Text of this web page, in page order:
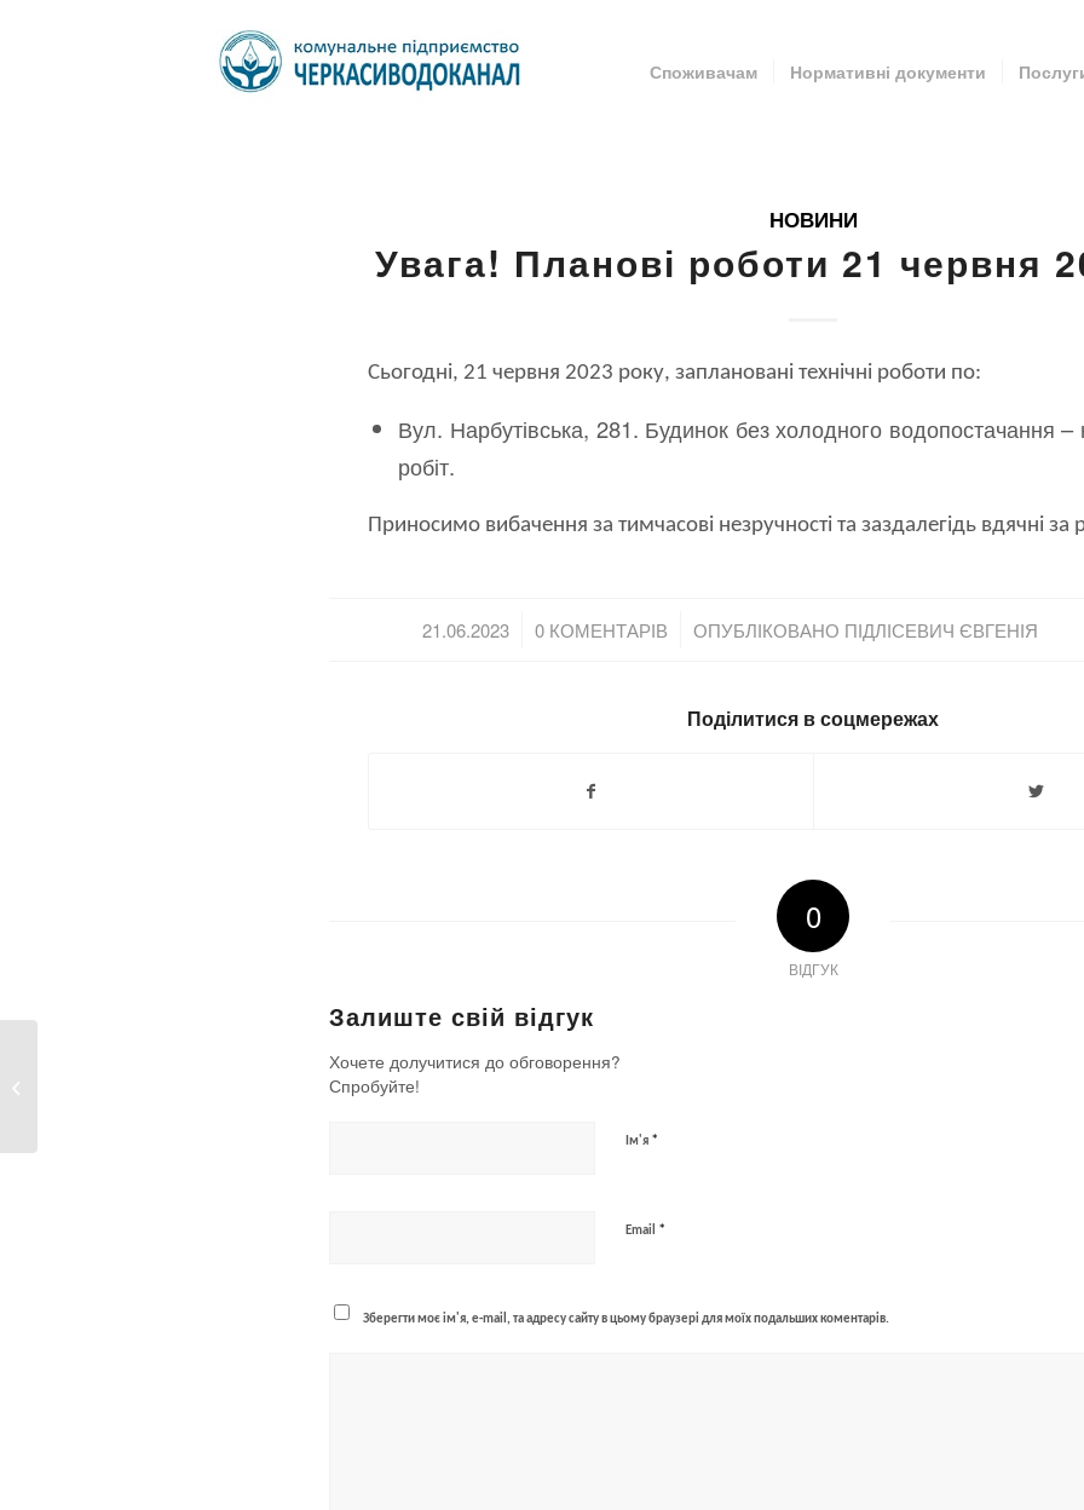
Споживачам Нормативні документи
НОВИНИ
Увага! Планові роботи 21 червня
Сьогодні, 21 червня 2023 року, заплановані технічні роботи по:
Вул. Нарбутівська, 281. Будинок без холодного водопостачання
робіт.
Приносимо вибачення за тимчасові незручності та заздалегідь вдячні за
21.06.2023
/ 0 КОМЕНТАРІВ
/ ОПУБЛІКОВАНО ПІДЛІСЕВИЧ ЄВГЕНІЯ
Поділитися в соцмережах
0
ВІДГУК
Залиште свій відгук
Хочете долучитися до обговорення?
Спробуйте!
Ім'я *
Email *
Зберегти моє ім'я, e-mail, та адресу сайту в цьому браузері для моїх подальших коментарів.